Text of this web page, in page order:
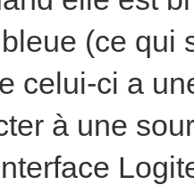
(ce qui
celui-ci a
à une